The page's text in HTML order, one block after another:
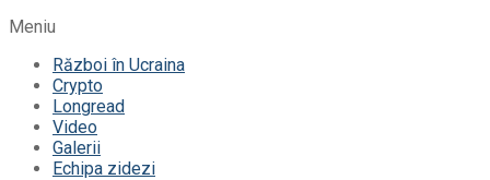
Meniu
Război în Ucraina
Crypto
Longread
Video
Galerii
Echipa zidezi